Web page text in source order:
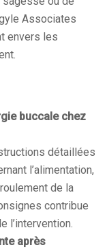
Associates
envers les
buccale chez
détaillées
l’alimentation,
de la
contribue
l’intervention.
après